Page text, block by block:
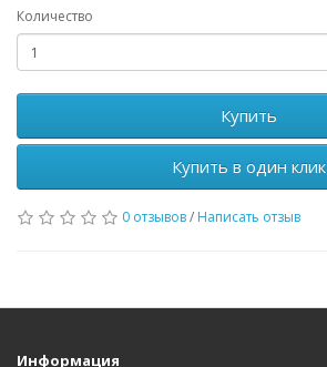
Количество
Купить
Купить в один клик
0 отзывов/ Написать отзыв
Информация